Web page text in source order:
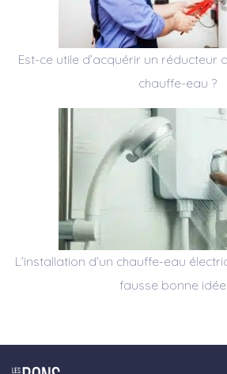
Est-ce utile d’acquérir un réducteur
chauffe-eau ?
L’installation d’un chauffe-eau
fausse bonne idée